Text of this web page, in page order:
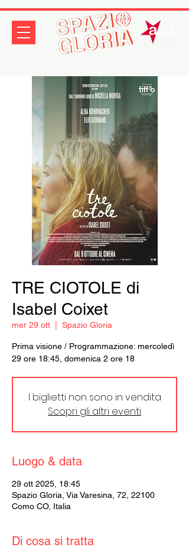
TRE CIOTOLE di
Isabel Coixet
mer 29 ott Spazio Gloria
Prima visione / Programmazione: mercoledì
29 ore 18:45, domenica 2 ore 18
I biglietti non sono in vendita
Scopri gli altri eventi
Luogo & data
29 ott 2025, 18:45
Spazio Gloria, Via Varesina, 72, 22100
Como CO, Italia
Di cosa si tratta